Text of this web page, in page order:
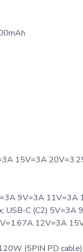
15V=3A
9V=3A
C (C2)
12V=3A
(5PIN PD